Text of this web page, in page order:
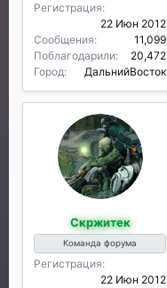
Регистрация
22 Июн 2012
Сообщения
11,099
Поблагодарили
20,472
Город
ДальнийВосток
Скржитек
Команда форума
Регистрация
22 Июн 2012